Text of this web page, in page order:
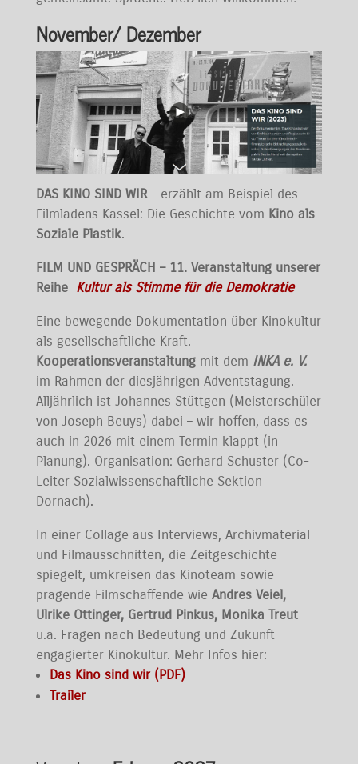
November/ Dezember
DAS KINO SIND WIR– erzählt am Beispiel des
Filmladens Kassel: Die Geschichte vom Kino als
Soziale Plastik.
FILM UND GESPRÄCH – 11. Veranstaltung unserer
Reihe Kultur als Stimme für die Demokratie
Eine bewegende Dokumentation über Kinokultur
als gesellschaftliche Kraft.
Kooperationsveranstaltungmit dem INKA e. V.
im Rahmen der diesjährigen Adventstagung.
Alljährlich ist Johannes Stüttgen (Meisterschüler
von Joseph Beuys) dabei – wir hoffen, dass es
auch in 2026 mit einem Termin klappt (in
Planung). Organisation: Gerhard Schuster (Co-
Leiter Sozialwissenschaftliche Sektion
Dornach).
In einer Collage aus Interviews, Archivmaterial
und Filmausschnitten, die Zeitgeschichte
spiegelt, umkreisen das Kinoteam sowie
prägende Filmschaffende wie Andres Veiel,
Ulrike Ottinger, Gertrud Pinkus, Monika Treut
u.a. Fragen nach Bedeutung und Zukunft
engagierter Kinokultur. Mehr Infos hier:
Das Kino sind wir (PDF)
Trailer